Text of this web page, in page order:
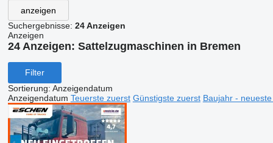
anzeigen
Suchergebnisse: 24 Anzeigen
Anzeigen
24 Anzeigen: Sattelzugmaschinen in Bremen
Filter
Sortierung: Anzeigendatum
Anzeigendatum Teuerste zuerst Günstigste zuerst Baujahr -